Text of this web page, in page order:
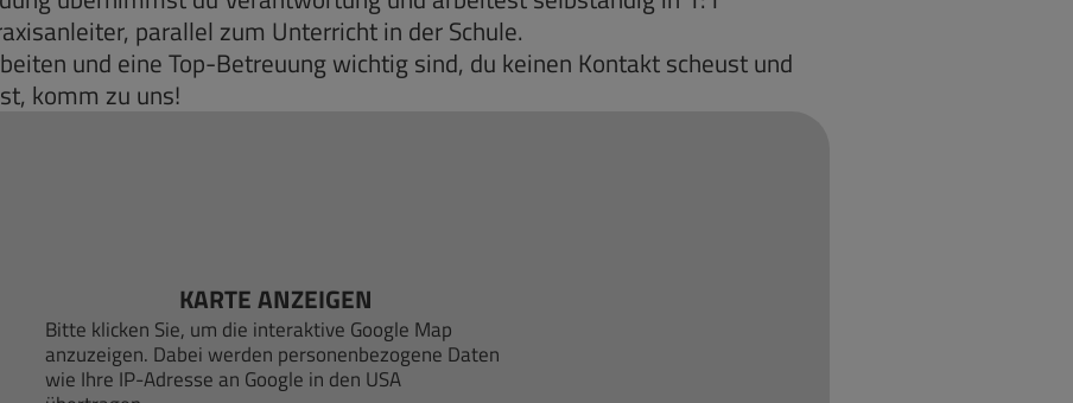
parallel zum Unterricht in der Schule.
und eine Top-Betreuung wichtig sind, du keinen Kontakt scheust und
komm zu uns!
KARTE ANZEIGEN
Bitte klicken Sie, um die interaktive Google Map
anzuzeigen. Dabei werden personenbezogene Daten
wie Ihre IP-Adresse an Google in den USA